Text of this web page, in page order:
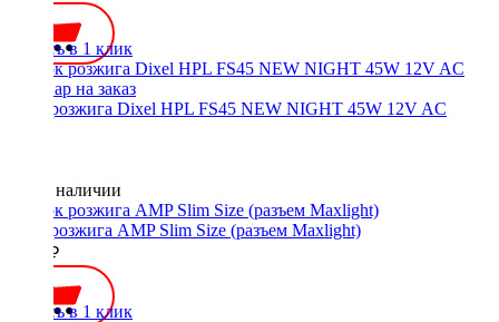
Купить в 1 клик
Блок розжига Dixel HPL FS45 NEW NIGHT 45W 12V AC
Нет в наличии
Блок розжига AMP Slim Size (разъем Maxlight)
1600 ₽
Купить в 1 клик